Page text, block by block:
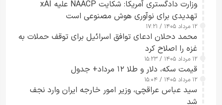
وزارت دادگستری آمریکا: شکایت NAACP علیه xAI
تهدیدی برای نوآوری هوش مصنوعی است
۱۲ مرداد ۱۴۰۵ / ۱۷:۲۱
محمد دحلان ادعای توافق اسرائیل برای توقف حملات به
غزه را اصلاح کرد
۱۲ مرداد ۱۴۰۵ / ۱۵:۲۳
قیمت سکه، دلار و طلا ۱۲ مرداد+ جدول
۱۲ مرداد ۱۴۰۵ / ۱۵:۰۴
سید عباس عراقچی، وزیر امور خارجه ایران وارد نجف
شد